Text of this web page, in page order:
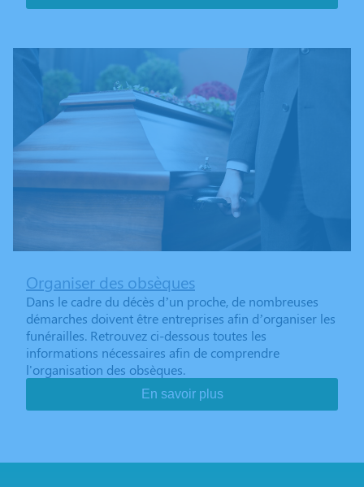
Organiser des obsèques
Dans le cadre du décès d’un proche, de nombreuses
démarches doivent être entreprises afin d’organiser les
funérailles. Retrouvez ci-dessous toutes les
informations nécessaires afin de comprendre
l'organisation des obsèques.
En savoir plus